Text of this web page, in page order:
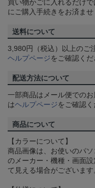
買い物かごに入れるだけ
にご購入手続きをお済ませ
送料について
3,980円（税込）以上のご
ヘルプページをご確認くだ
配送方法について
一部商品はメール便での
はヘルプページをご確認く
商品について
【カラーについて】
商品画像は、お使いのパ
のメーカー・機種・画面
て見える場合がございま